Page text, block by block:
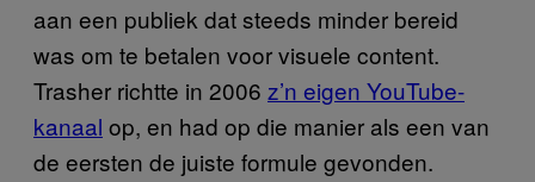
aan een publiek dat steeds minder bereid
was om te betalen voor visuele content.
Trasher richtte in 2006 z’n eigen YouTube-
kanaal op, en had op die manier als een van
de eersten de juiste formule gevonden.